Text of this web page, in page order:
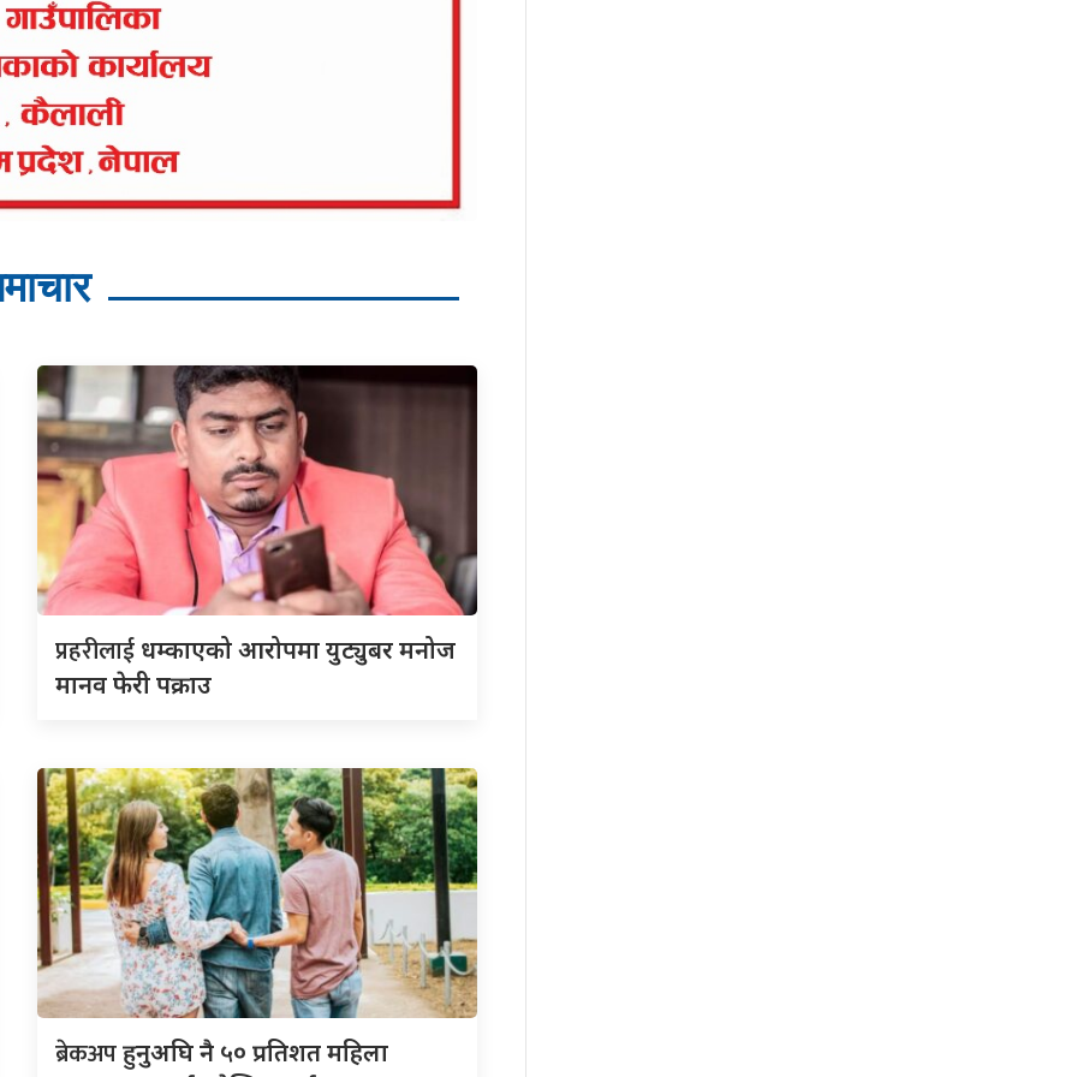
प्रहरीलाई धम्काएको आरोपमा युट्युबर मनोज
मानव फेरी पक्राउ
ब्रेकअपहुनुअघि नै ५० प्रतिशत महिला